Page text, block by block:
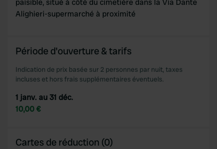
paisible, situé à côté du cimetière dans la Via Dante
Alighieri-supermarché à proximité
Période d'ouverture & tarifs
Indication de prix basée sur 2 personnes par nuit, taxes
incluses et hors frais supplémentaires éventuels.
1 janv. au 31 déc.
10,00 €
Cartes de réduction (0)